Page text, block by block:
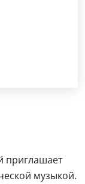
приглашает
музыкой.